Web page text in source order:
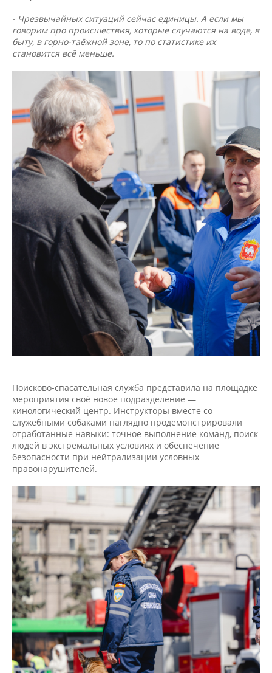
- Чрезвычайных ситуаций сейчас единицы. А если мы
говорим про происшествия, которые случаются на воде, в
быту, в горно-таёжной зоне, то по статистике их
становится всё меньше.
Поисково-спасательная служба представила на площадке
мероприятия своё новое подразделение —
кинологический центр. Инструкторы вместе со
служебными собаками наглядно продемонстрировали
отработанные навыки: точное выполнение команд, поиск
людей в экстремальных условиях и обеспечение
безопасности при нейтрализации условных
правонарушителей.